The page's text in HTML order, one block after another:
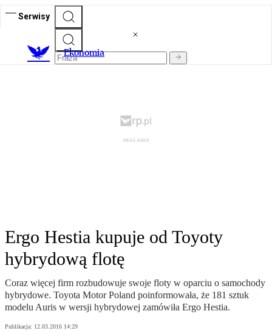
Serwisy
Ekonomia
Ergo Hestia kupuje od Toyoty
hybrydową flotę
Coraz więcej firm rozbudowuje swoje floty w oparciu o samochody
hybrydowe. Toyota Motor Poland poinformowała, że 181 sztuk
modelu Auris w wersji hybrydowej zamówiła Ergo Hestia.
Publikacja: 12.03.2016 14:29